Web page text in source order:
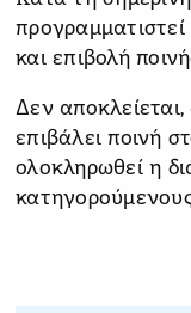
και επιβολή
Δεν
επιβάλει ποινή
ολοκληρωθεί η